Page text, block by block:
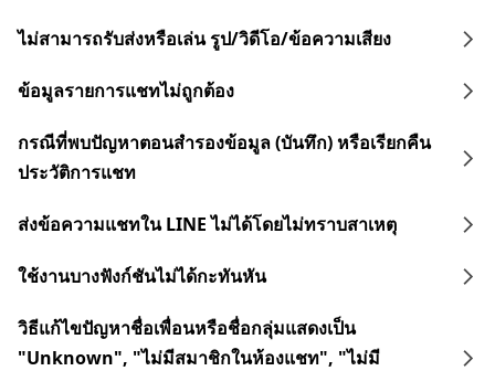
ไม่สามารถรับส่งหรือเล่น รูป/วิดีโอ/ข้อความเสียง
ข้อมูลรายการแชทไม่ถูกต้อง
กรณีที่พบปัญหาตอนสำรองข้อมูล (บันทึก) หรือเรียกคืน
ประวัติการแชท
ส่งข้อความแชทใน LINE ไม่ได้โดยไม่ทราบสาเหตุ
ใช้งานบางฟังก์ชันไม่ได้กะทันหัน
วิธีแก้ไขปัญหาชื่อเพื่อนหรือชื่อกลุ่มแสดงเป็น
"Unknown", "ไม่มีสมาชิกในห้องแชท", "ไม่มี